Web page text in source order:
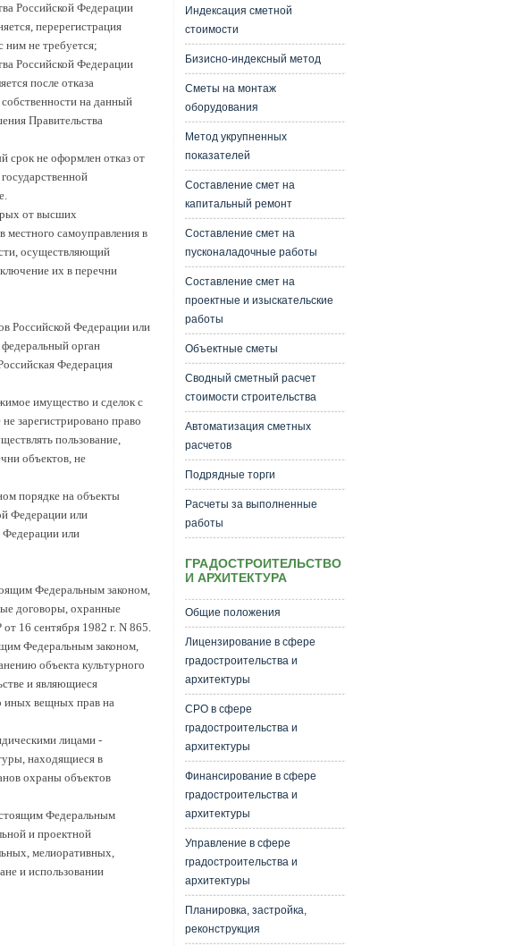
Российской Федерации
перерегистрация
ним не требуется;
Российской Федерации
после отказа
на данный
Правительства
срок не оформлен отказ от
от высших
местного самоуправления в
осуществляющий
их в перечни
Российской Федерации или
орган
Федерация
имущество и сделок с
зарегистрировано право
пользование,
объектов, не
порядке на объекты
Федерации или
Федерации или
Федеральным законом,
договоры, охранные
16 сентября 1982 г. N 865.
Федеральным законом,
объекта культурного
и являющиеся
иных вещных прав на
лицами -
находящиеся в
охраны объектов
Федеральным
и проектной
мелиоративных,
и использовании
Индексация сметной
стоимости
Бизисно-индексный метод
Сметы на монтаж
оборудования
Метод укрупненных
показателей
Составление смет на
капитальный ремонт
Составление смет на
пусконаладочные работы
Составление смет на
проектные и изыскательские
работы
Объектные сметы
Сводный сметный расчет
стоимости строительства
Автоматизация сметных
расчетов
Подрядные торги
Расчеты за выполненные
работы
ГРАДОСТРОИТЕЛЬСТВО
И АРХИТЕКТУРА
Общие положения
Лицензирование в сфере
градостроительства и
архитектуры
СРО в сфере
градостроительства и
архитектуры
Финансирование в сфере
градостроительства и
архитектуры
Управление в сфере
градостроительства и
архитектуры
Планировка, застройка,
реконструкция